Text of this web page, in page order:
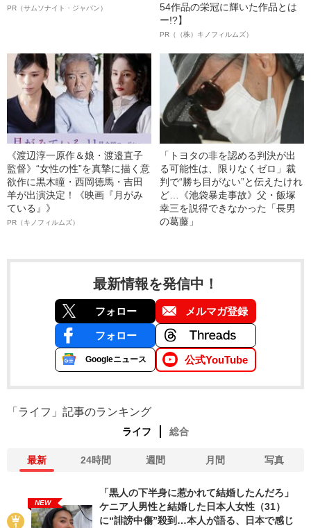
PR（サムソナイト・ジャパン）
54作品の栄冠に輝いた作品とは
ー!?】
PR（（株）キノフィルムズ）
《渡辺淳一原作＆娘・渡邉直子
監督》“女性の性”を真摯に描く意
欲作に黒木瞳・西岡德馬・吉田
羊が出演決定！《映画『月がみ
ている』》
PR（キノフィルムズ）
「トヨタの非を認める判決が出
る可能性は、限りなくゼロ」裁
判で“勝ち目がない”と伝えたけれ
ど…《池袋暴走事故》父・飯塚
幸三を説得できなかった「長男
の葛藤」
最新情報を発信中！
フォロー メルマガ登録
フォロー
Googleニュース 公式YouTube
「ライフ」記事のランキング
ライフ 総合
最新 24時間 週間 月間 写真
NEW
「黒人の下半身に惹かれて結婚したんだろ」
ケニア人男性と結婚した日本人女性（31）
に“誹謗中傷”殺到…本人が語る、日本で感じ